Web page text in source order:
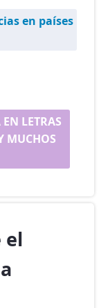
en países
LETRAS
MUCHOS
el